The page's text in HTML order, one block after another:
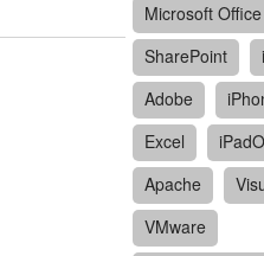
Microsoft Office
SharePoint
Adobe
Excel
Apache
VMware